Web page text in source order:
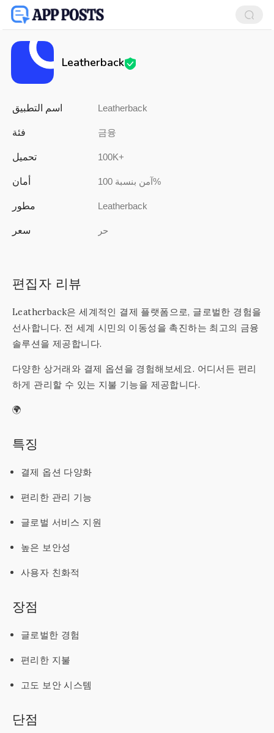
Leatherback
اسم التطبيق Leatherback
فئة 금융
تحميل 100K+
أمان آمن بنسبة 100%
مطور Leatherback
سعر حر
편집자 리뷰
Leatherback은 세계적인 결제 플랫폼으로, 글로벌한 경험을
선사합니다. 전 세계 시민의 이동성을 촉진하는 최고의 금융
솔루션을 제공합니다.
다양한 상거래와 결제 옵션을 경험해보세요. 어디서든 편리
하게 관리할 수 있는 지불 기능을 제공합니다.
🌍
특징
결제 옵션 다양화
편리한 관리 기능
글로벌 서비스 지원
높은 보안성
사용자 친화적
장점
글로벌한 경험
편리한 지불
고도 보안 시스템
단점